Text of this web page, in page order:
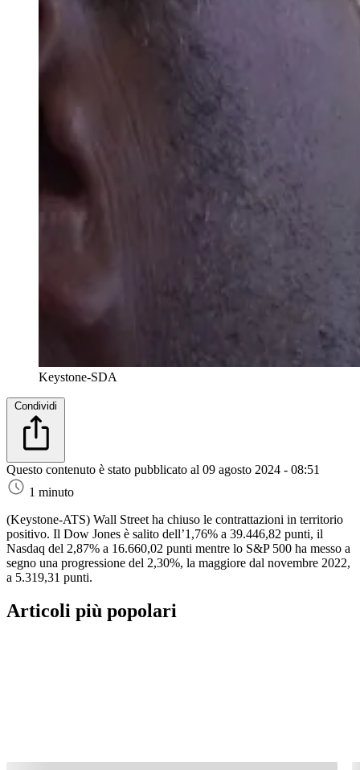
Keystone-SDA
Condividi
Questo contenuto è stato pubblicato al 09 agosto 2024 - 08:51
1 minuto
(Keystone-ATS) Wall Street ha chiuso le contrattazioni in territorio
positivo. Il Dow Jones è salito dell’1,76% a 39.446,82 punti, il
Nasdaq del 2,87% a 16.660,02 punti mentre lo S&P 500 ha messo a
segno una progressione del 2,30%, la maggiore dal novembre 2022,
a 5.319,31 punti.
Articoli più popolari